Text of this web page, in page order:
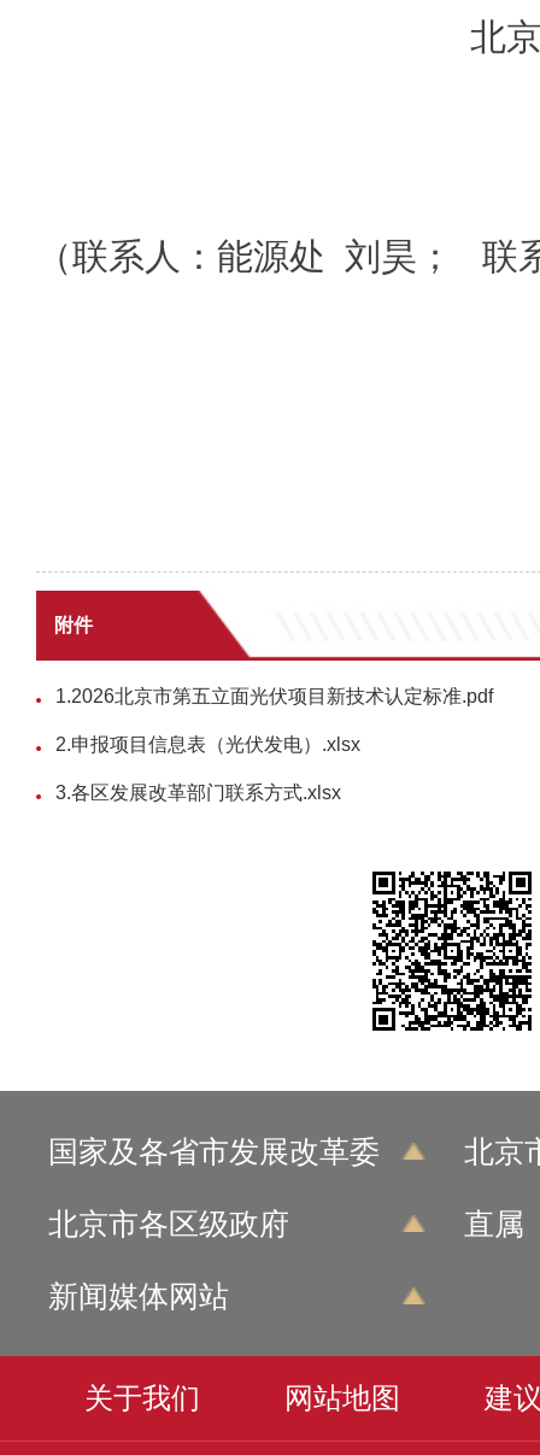
北
（联系人：能源处 刘昊； 联
附件
1.2026北京市第五立面光伏项目新技术认定标准.pdf
2.申报项目信息表（光伏发电）.xlsx
3.各区发展改革部门联系方式.xlsx
国家及各省市发展改革委 北京
北京市各区级政府 直属
新闻媒体网站
关于我们 网站地图 建